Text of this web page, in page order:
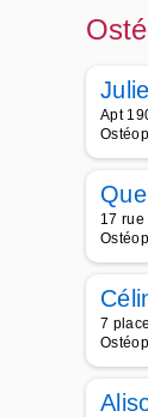
Apt
17 rue
7